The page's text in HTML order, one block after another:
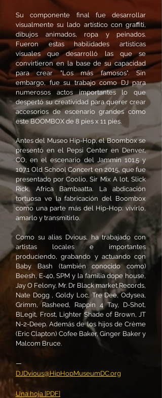
Su componente final fue desarrollar
visualmente su lado artístico con graffiti,
dibujos animados, ropa y peinados.
Fueron estas habilidades artísticas
visuales que desarrolló las que se
convirtieron en la base de su capacidad
para crear "Los más famosos". Sin
embargo, fue su trabajo como DJ para
numerosos actos importantes lo que
despertó su creatividad para querer crear
accesorios de escenario grandes como
este BOOMBOX de 8 pies x 11 pies.
Antes del Museo Hip-Hop, el Boombox se
presentó en el Pepsi Center en Denver,
CO, en el escenario del Jammin 101.5 y
107.1 Old School Concert en 2015, que fue
presentado por Coolio, Sir Mix A lot, Slick
Rick, Africa Bambaatta. La abdicación
tortuosa ve la fabricación del Boombox
como una parte más del Hip-Hop: vivirlo,
amarlo y transmitirlo.
Como su alias Dvious, ha trabajado con
artistas locales e importantes
produciendo, grabando y actuando con
Baby Bash (también conocido como)
Beesh, E-40, SPM y la familia dope house,
Jay O Felony, Mr. Dr Black market Records,
Nate Dogg , Goldy Loc, Tre Dee, Odysea,
Grimm, Rasheed, Rappin 4 Tay, D-Shot,
BLegit, Frost, Lighter Shade of Brown, JT
N-2-Deep. Además de los hijos de Crème
(Eric Clapton) Cofee Baker, Ginger Baker y
Malcom Bruce.
—
DJDvious@HipHopMuseumDC.org
Una hoja [PDF]